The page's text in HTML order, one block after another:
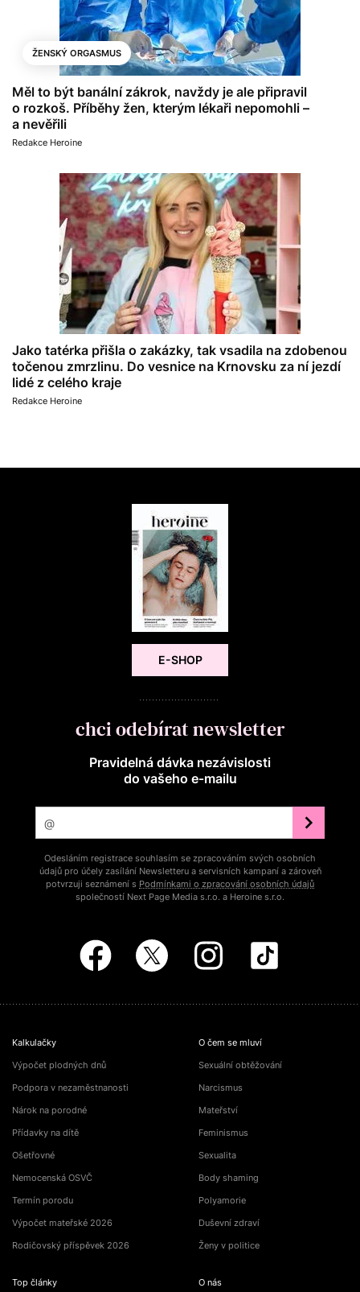
ŽENSKÝ ORGASMUS
Měl to být banální zákrok, navždy je ale připravil
o rozkoš. Příběhy žen, kterým lékaři nepomohli –
a nevěřili
Redakce Heroine
Jako tatérka přišla o zakázky, tak vsadila na zdobenou
točenou zmrzlinu. Do vesnice na Krnovsku za ní jezdí
lidé z celého kraje
Redakce Heroine
E-SHOP
chci odebírat newsletter
Pravidelná dávka nezávislosti
do vašeho e‑mailu
Odesláním registrace souhlasím se zpracováním svých osobních
údajů pro účely zasílání Newsletteru a servisních kampaní a zároveň
potvrzuji seznámení s Podmínkami o zpracování osobních údajů
společností Next Page Media s.r.o. a Heroine s.r.o.
Kalkulačky
Výpočet plodných dnů
Podpora v nezaměstnanosti
Nárok na porodné
Přídavky na dítě
Ošetřovné
Nemocenská OSVČ
Termín porodu
Výpočet mateřské 2026
Rodičovský příspěvek 2026
Top články
O čem se mluví
Sexuální obtěžování
Narcismus
Mateřství
Feminismus
Sexualita
Body shaming
Polyamorie
Duševní zdraví
Ženy v politice
O nás